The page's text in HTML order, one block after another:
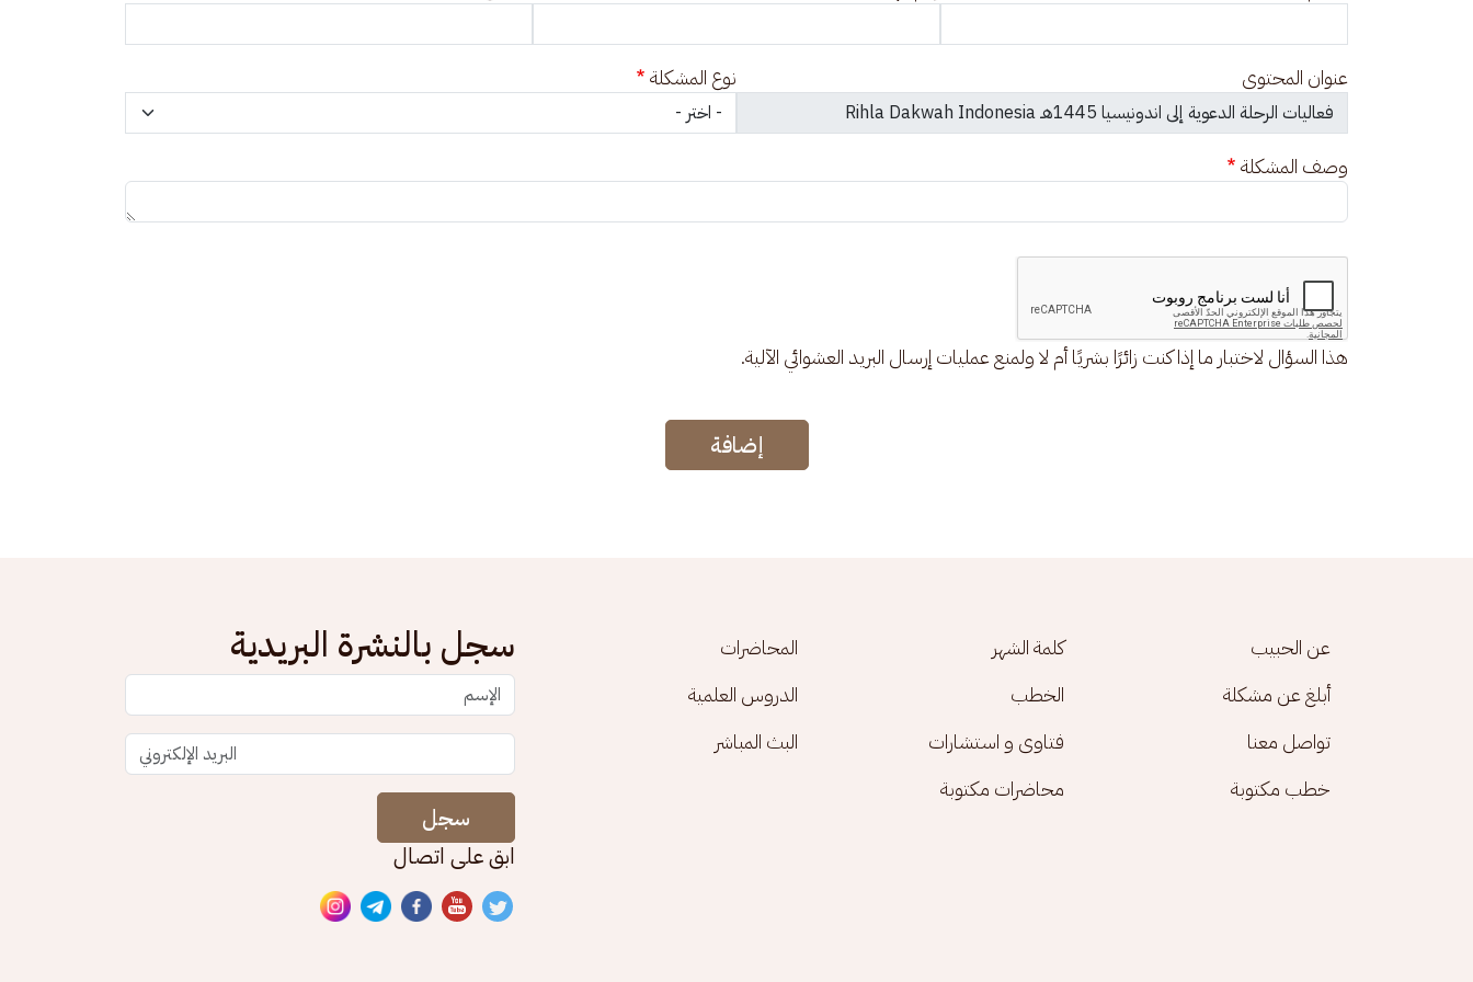
عنوان المحتوى نوع المشكلة
وصف المشكلة
هذا السؤال لاختبار ما إذا كنت زائرًا بشريًا أم لا ولمنع عمليات إرسال البريد العشوائي الآلية.
إضافة
Footer menu
عن الحبيب كلمة الشهر
المحاضرات
أبلغ عن مشكلة
الخطب
الدروس العلمية
تواصل معنا
فتاوى و استشارات
البث المباشر
خطب مكتوبة
محاضرات مكتوبة
سجل بالنشرة البريدية
سجل
ابق على اتصال